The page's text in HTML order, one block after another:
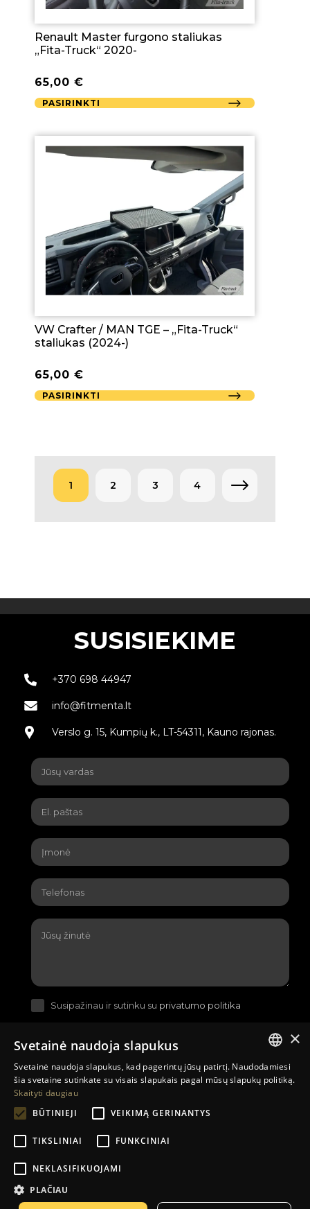
Renault Master furgono staliukas
„Fita-Truck“ 2020-
65,00 €
PASIRINKTI
VW Crafter / MAN TGE – „Fita-Truck“
staliukas (2024-)
65,00 €
PASIRINKTI
1 2 3 4 →
SUSISIEKIME
+370 698 44947
info@fitmenta.lt
Verslo g. 15, Kumpių k., LT-54311, Kauno rajonas.
Susipažinau ir sutinku su privatumo politika
Sutartys su įmonėmis
Grąžinimas ir garantija
El. parduotuvių kūrimas:Jauna reklama
LITHUANIAN
×
Svetainė naudoja slapukus
Svetainė naudoja slapukus, kad pagerintų jūsų patirtį. Naudodamiesi
šia svetaine sutinkate su visais slapukais pagal mūsų slapukų politiką.
Skaityti daugiau
BŪTINIEJI
VEIKIMĄ GERINANTYS
TIKSLINIAI FUNKCINIAI
NEKLASIFIKUOJAMI
PLAČIAU